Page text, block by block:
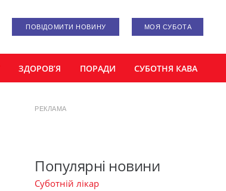
ПОВІДОМИТИ НОВИНУ МОЯ СУБОТА
ЗДОРОВ’Я ПОРАДИ СУБОТНЯ КАВА
РЕКЛАМА
Популярні новини
Суботній лікар